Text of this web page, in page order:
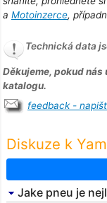
a Motoinzerce,
Technická data
Děkujeme, pokud
katalogu.
feedback -
Diskuze k
Jake pneu je